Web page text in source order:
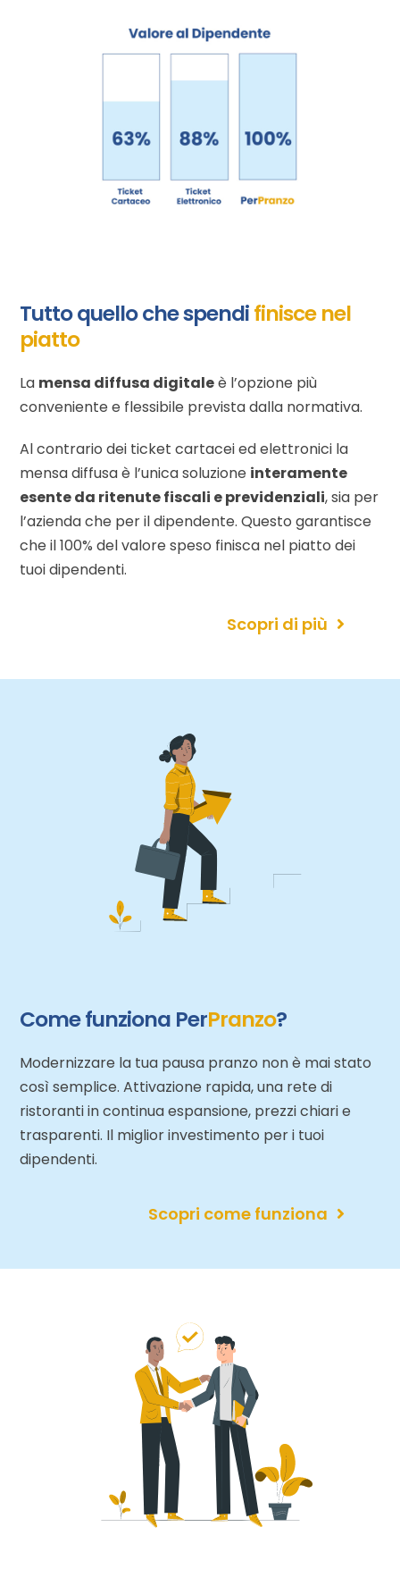
Tutto quello che spendifinisce nel
piatto
La mensa diffusa digitaleè l’opzione più
conveniente e flessibile prevista dalla normativa.
Al contrario dei ticket cartacei ed elettronici la
mensa diffusa è l’unica soluzione interamente
esente da ritenute fiscali e previdenziali, sia per
l’azienda che per il dipendente. Questo garantisce
che il 100% del valore speso finisca nel piatto dei
tuoi dipendenti.
Scopri di più
Come funziona PerPranzo?
Modernizzare la tua pausa pranzo non è mai stato
così semplice. Attivazione rapida, una rete di
ristoranti in continua espansione, prezzi chiari e
trasparenti. Il miglior investimento per i tuoi
dipendenti.
Scopri come funziona